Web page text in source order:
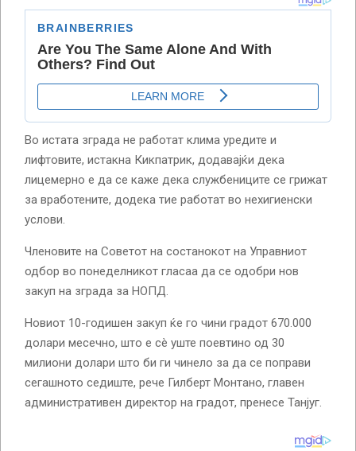
Во истата зграда не работат клима уредите и
лифтовите, истакна Кикпатрик, додавајќи дека
лицемерно е да се каже дека службениците се грижат
за вработените, додека тие работат во нехигиенски
услови.
Членовите на Советот на состанокот на Управниот
одбор во понеделникот гласаа да се одобри нов
закуп на зграда за НОПД.
Новиот 10-годишен закуп ќе го чини градот 670.000
долари месечно, што е сè уште поевтино од 30
милиони долари што би ги чинело за да се поправи
сегашното седиште, рече Гилберт Монтано, главен
административен директор на градот, пренесе Танјуг.